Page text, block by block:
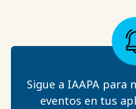
Sigue a IAAPA para
eventos en tus